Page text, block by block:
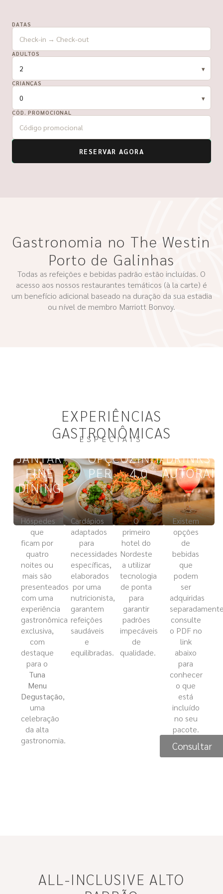
DATAS
ADULTOS
CRIANÇAS
CÓD. PROMOCIONAL
RESERVAR AGORA
Gastronomia no The Westin
Porto de Galinhas
Todas as refeições e bebidas padrão estão incluídas. O
acesso aos nossos restaurantes temáticos (à la carte) é
um benefício adicional baseado na duração da sua estadia
ou nível de membro Marriott Bonvoy.
EXPERIÊNCIAS
GASTRONÔMICAS
ESPECIAIS
JANTAR
FINE
DINING
Hóspedes
que
ficam por
quatro
noites ou
mais são
presenteados
com uma
experiência
gastronômica
exclusiva,
com
destaque
para o
Tuna
Menu
Degustação,
uma
celebração
da alta
gastronomia.
OPÇÕES
PERSONALIZADAS
Cardápios
adaptados
para
necessidades
específicas,
elaborados
por uma
nutricionista,
garantem
refeições
saudáveis
e
equilibradas.
COZINHA
4.0
O
primeiro
hotel do
Nordeste
a utilizar
tecnologia
de ponta
para
garantir
padrões
impecáveis
de
qualidade.
DRINKS
AUTORAIS
Existem
opções
de
bebidas
que
podem
ser
adquiridas
consulte
o PDF no
link
abaixo
para
conhecer
o que
está
incluído
no seu
pacote.
Consultar
ALL-INCLUSIVE ALTO